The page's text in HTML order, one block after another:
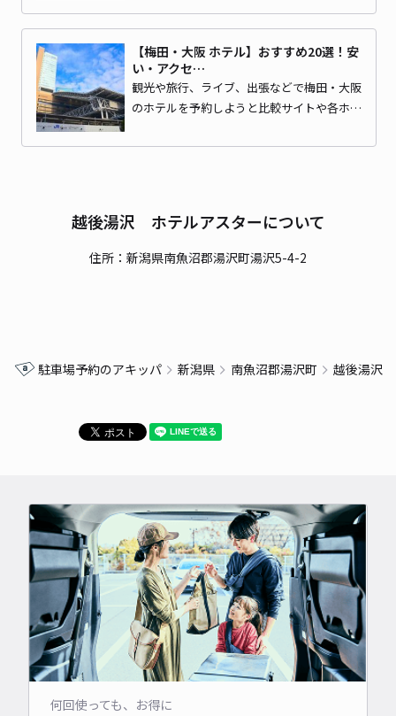
【梅田・大阪 ホテル】おすすめ20選！安
い・アクセ…
観光や旅行、ライブ、出張などで梅田・大阪
のホテルを予約しようと比較サイトや各ホ…
越後湯沢 ホテルアスターについて
住所：新潟県南魚沼郡湯沢町湯沢5-4-2
駐車場予約のアキッパ 新潟県 南魚沼郡湯沢町 越後湯沢
何回使っても、お得に